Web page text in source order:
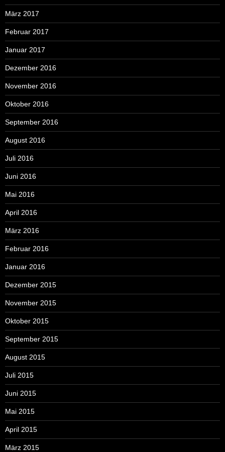
März 2017
Februar 2017
Januar 2017
Dezember 2016
November 2016
Oktober 2016
September 2016
August 2016
Juli 2016
Juni 2016
Mai 2016
April 2016
März 2016
Februar 2016
Januar 2016
Dezember 2015
November 2015
Oktober 2015
September 2015
August 2015
Juli 2015
Juni 2015
Mai 2015
April 2015
März 2015